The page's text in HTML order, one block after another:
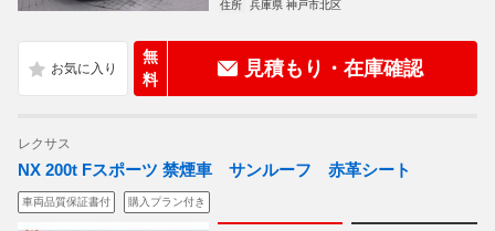
住所
兵庫県 神戸市北区
無
料
見積もり・在庫確認
レクサス
NX 200t Fスポーツ 禁煙車 サンルーフ 赤革シート
車両品質保証書付 購入プラン付き